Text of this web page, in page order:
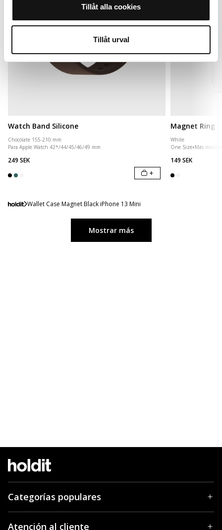
Tillåt alla cookies
Tillåt urval
Watch Band Silicone
Chocolate 155-210 mm
Para Apple Watch 42*/44/45/46/49 mm
249 SEK
+
Magnet Ring
White
One Size+Más
149 SEK
Wallet Case Magnet Black iPhone 13 Mini
Mostrar más
Categorías populares
Atención al cliente